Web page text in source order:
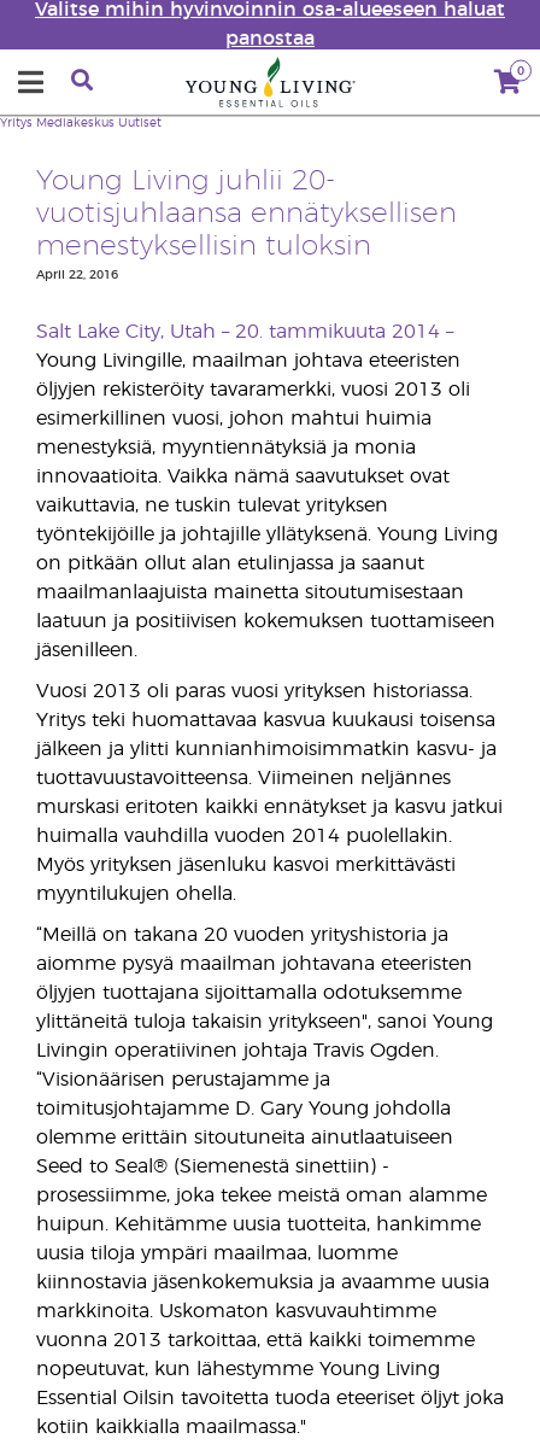
Valitse mihin hyvinvoinnin osa-alueeseen haluat
panostaa
0
Yritys Mediakeskus Uutiset
Young Living juhlii 20-
vuotisjuhlaansa ennätyksellisen
menestyksellisin tuloksin
April 22, 2016
Salt Lake City, Utah – 20. tammikuuta 2014 –
Young Livingille, maailman johtava eteeristen
öljyjen rekisteröity tavaramerkki, vuosi 2013 oli
esimerkillinen vuosi, johon mahtui huimia
menestyksiä, myyntiennätyksiä ja monia
innovaatioita. Vaikka nämä saavutukset ovat
vaikuttavia, ne tuskin tulevat yrityksen
työntekijöille ja johtajille yllätyksenä. Young Living
on pitkään ollut alan etulinjassa ja saanut
maailmanlaajuista mainetta sitoutumisestaan
laatuun ja positiivisen kokemuksen tuottamiseen
jäsenilleen.
Vuosi 2013 oli paras vuosi yrityksen historiassa.
Yritys teki huomattavaa kasvua kuukausi toisensa
jälkeen ja ylitti kunnianhimoisimmatkin kasvu- ja
tuottavuustavoitteensa. Viimeinen neljännes
murskasi eritoten kaikki ennätykset ja kasvu jatkui
huimalla vauhdilla vuoden 2014 puolellakin.
Myös yrityksen jäsenluku kasvoi merkittävästi
myyntilukujen ohella.
“Meillä on takana 20 vuoden yrityshistoria ja
aiomme pysyä maailman johtavana eteeristen
öljyjen tuottajana sijoittamalla odotuksemme
ylittäneitä tuloja takaisin yritykseen", sanoi Young
Livingin operatiivinen johtaja Travis Ogden.
“Visionäärisen perustajamme ja
toimitusjohtajamme D. Gary Young johdolla
olemme erittäin sitoutuneita ainutlaatuiseen
Seed to Seal® (Siemenestä sinettiin) -
prosessiimme, joka tekee meistä oman alamme
huipun. Kehitämme uusia tuotteita, hankimme
uusia tiloja ympäri maailmaa, luomme
kiinnostavia jäsenkokemuksia ja avaamme uusia
markkinoita. Uskomaton kasvuvauhtimme
vuonna 2013 tarkoittaa, että kaikki toimemme
nopeutuvat, kun lähestymme Young Living
Essential Oilsin tavoitetta tuoda eteeriset öljyt joka
kotiin kaikkialla maailmassa."